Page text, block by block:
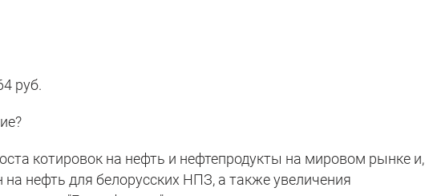
руб.
котировок на нефть и нефтепродукты на мировом рынке и,
на нефть для белорусских НПЗ, а также увеличения